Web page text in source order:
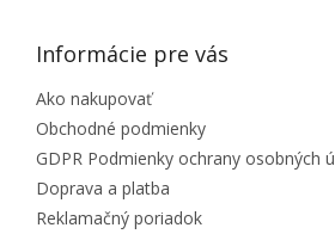
Informácie pre vás
Ako nakupovať
Obchodné podmienky
GDPR Podmienky ochrany osobných
Doprava a platba
Reklamačný poriadok